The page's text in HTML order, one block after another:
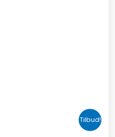
Tilbud!
oprindelige
aktuelle